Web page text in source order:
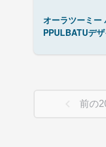
オーラツーミー
PPULBATUデ
前の